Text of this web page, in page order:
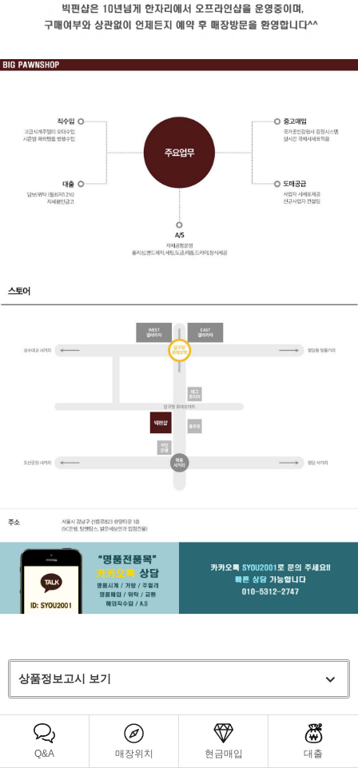
상품정보고시 보기
Q&A 매장위치 현금매입 대출